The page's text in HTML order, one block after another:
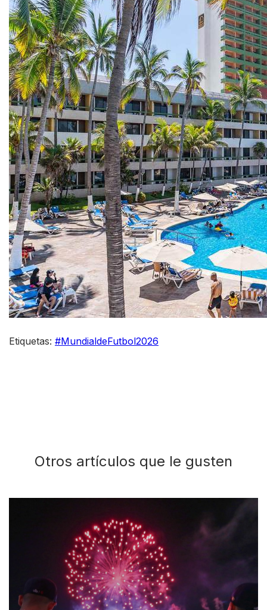
Etiquetas: #MundialdeFutbol2026
Otros artículos que le gusten